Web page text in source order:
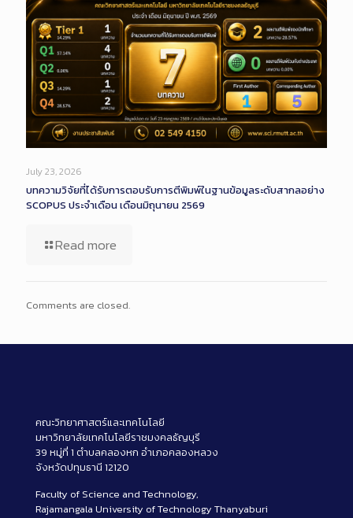
July 23, 2026
บทความวิจัยที่ได้รับการตอบรับการตีพิมพ์ในฐานข้อมูลระดับสากลอย่าง
SCOPUS ประจำเดือน เดือนมิถุนายน 2569
Read more
Comments are closed.
คณะวิทยาศาสตร์และเทคโนโลยี
มหาวิทยาลัยเทคโนโลยีราชมงคลธัญบุรี
39 หมู่ที่ 1 ตำบลคลองหก อำเภอคลองหลวง
จังหวัดปทุมธานี 12120
Faculty of Science and Technology,
Rajamangala University of Technology Thanyaburi